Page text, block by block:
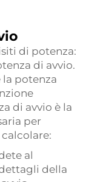
di potenza:
di avvio.
potenza
di avvio è la
per
al
della